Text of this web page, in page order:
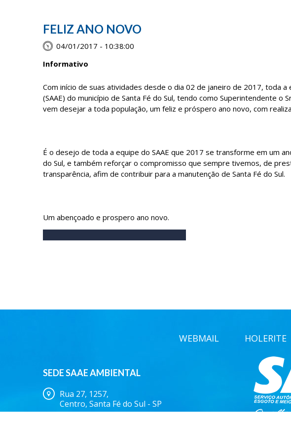
FELIZ ANO NOVO
04/01/2017 - 10:38:00
Informativo
Com início de suas atividades desde o dia 02 de janeiro de 2017, toda
(SAAE) do município de Santa Fé do Sul, tendo como Superintendente o
vem desejar a toda população, um feliz e próspero ano novo, com
É o desejo de toda a equipe do SAAE que 2017 se transforme em um
do Sul, e também reforçar o compromisso que sempre tivemos, de
transparência, afim de contribuir para a manutenção de Santa Fé do Sul.
Um abençoado e prospero ano novo.
WEBMAIL HOLERITE
SEDE SAAE AMBIENTAL
Rua 27, 1257,
Centro, Santa Fé do Sul - SP